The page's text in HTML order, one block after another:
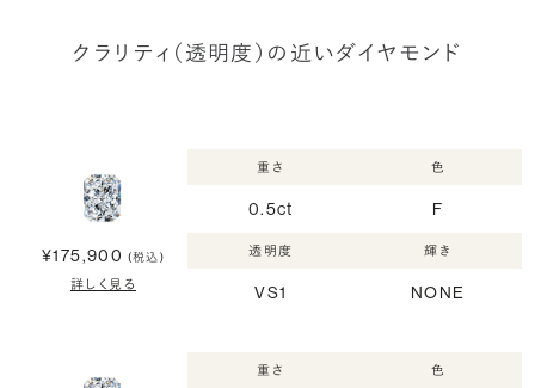
クラリティ（透明度）の近いダイヤモンド
¥175,900 (税込)
詳しく見る
重さ
0.5ct
色
F
透明度
VS1
輝き
NONE
重さ 色